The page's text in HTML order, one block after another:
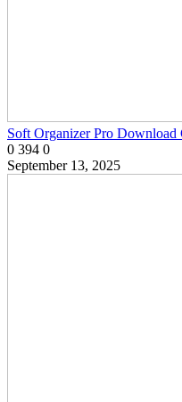
Soft Organizer Pro Download
0 394 0
September 13, 2025